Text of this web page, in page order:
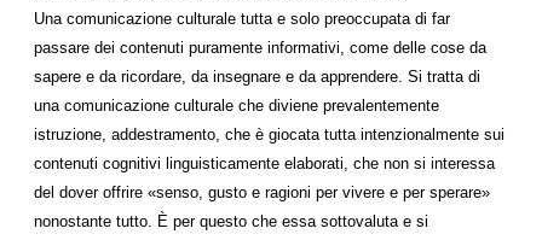
Una comunicazione culturale tutta e solo preoccupata di far
passare dei contenuti puramente informativi, come delle cose da
sapere e da ricordare, da insegnare e da apprendere. Si tratta di
una comunicazione culturale che diviene prevalentemente
istruzione, addestramento, che è giocata tutta intenzionalmente sui
contenuti cognitivi linguisticamente elaborati, che non si interessa
del dover offrire «senso, gusto e ragioni per vivere e per sperare»
nonostante tutto. È per questo che essa sottovaluta e si